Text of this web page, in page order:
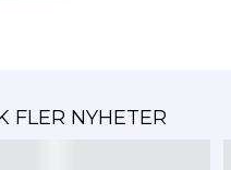
FLER NYHETER